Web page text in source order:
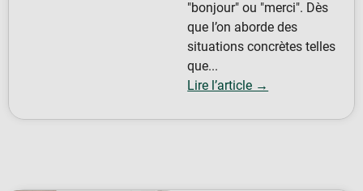
"bonjour" ou "merci". Dès
que l’on aborde des
situations concrètes telles
que...
Lire l’article →